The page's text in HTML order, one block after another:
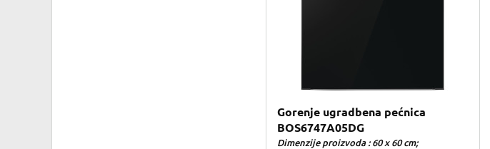
Gorenje ugradbena pećnica
BOS6747A05DG
Dimenzije proizvoda : 60 x 60 cm;